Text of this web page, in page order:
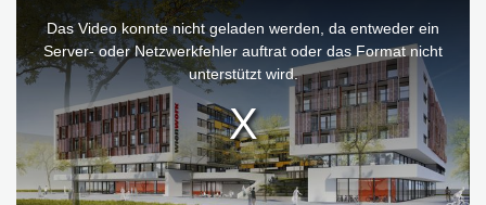
modal
window.
Das Video konnte nicht geladen werden, da entweder ein
Server- oder Netzwerkfehler auftrat oder das Format nicht
unterstützt wird.